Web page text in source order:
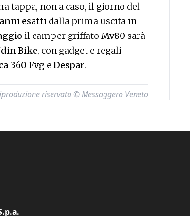
tappa, non a caso, il giorno del
esatti dalla prima uscita in
il camper griffato Mv80 sarà
Bike, con gadget e regali
360 Fvg e Despar.
riservata © Messaggero Veneto